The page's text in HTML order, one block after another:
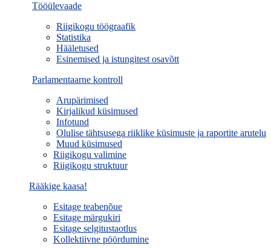
Tööülevaade
Riigikogu töögraafik
Statistika
Hääletused
Esinemised ja istungitest osavõtt
Parlamentaarne kontroll
Arupärimised
Kirjalikud küsimused
Infotund
Olulise tähtsusega riiklike küsimuste ja raportite arutelu
Muud küsimused
Riigikogu valimine
Riigikogu struktuur
Rääkige kaasa!
Esitage teabenõue
Esitage märgukiri
Esitage selgitustaotlus
Kollektiivne pöördumine